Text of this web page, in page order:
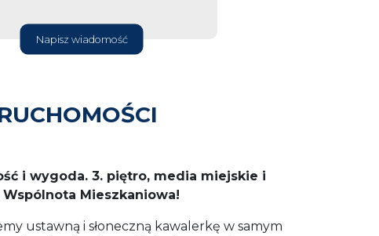
Napisz wiadomość
i wygoda. 3. piętro, media miejskie i
Wspólnota Mieszkaniowa!
ustawną i słoneczną kawalerkę w samym